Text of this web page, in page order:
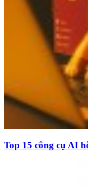
Top 15 công cụ AI